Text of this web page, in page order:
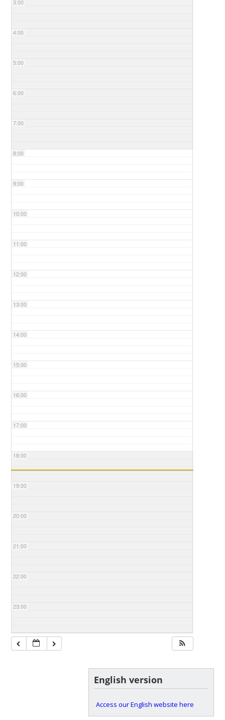
3:00
4:00
5:00
6:00
7:00
8:00
9:00
10:00
11:00
12:00
13:00
14:00
15:00
16:00
17:00
18:00
19:00
20:00
21:00
22:00
23:00
English version
Access our English website here